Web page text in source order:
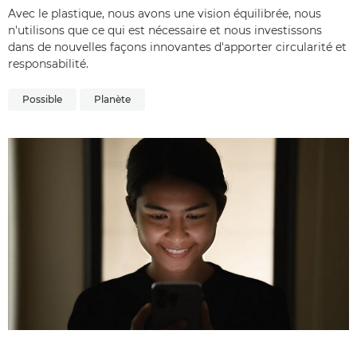
Avec le plastique, nous avons une vision équilibrée, nous
n'utilisons que ce qui est nécessaire et nous investissons
dans de nouvelles façons innovantes d'apporter circularité et
responsabilité.
Possible Planète